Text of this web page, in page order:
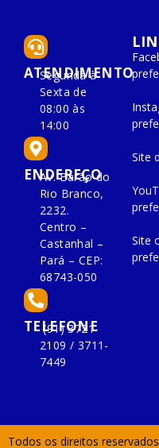
ATENDIMENTO
Segunda à
Sexta de
08:00 às
14:00
ENDEREÇO
Av. Barão do
Rio Branco,
2232.
Centro –
Castanhal –
Pará – CEP:
68743-050
TELEFONE
(91) 3721-
2109 / 3711-
7449
Site
Site
Todos os direitos